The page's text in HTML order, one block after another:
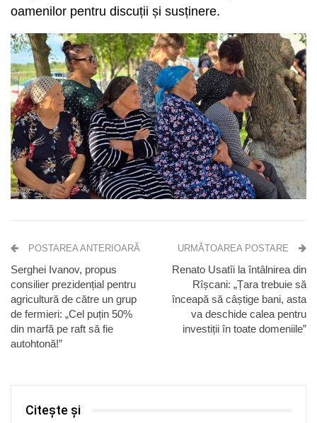
oamenilor pentru discuții și susținere.
POSTAREA ANTERIOARĂ
Serghei Ivanov, propus
consilier prezidențial pentru
agricultură de către un grup
de fermieri: „Cel puțin 50%
din marfă pe raft să fie
autohtonă!”
URMĂTOAREA POSTARE
Renato Usatîi la întâlnirea din
Rîșcani: „Țara trebuie să
înceapă să câștige bani, asta
va deschide calea pentru
investiții în toate domeniile”
Citește și